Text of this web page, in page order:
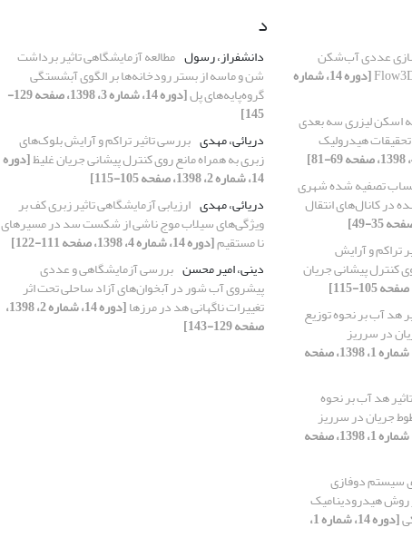
عددی آب‌شکن
[دوره 14، شماره
اسکن لیزری سه بعدی
هیدرولیک
تصفیه شده شهری
در کانال‌های انتقال
تراکم و آرایش
کنترل پیشانی جریان
هد آب بر نحوه توزیع
در سرریز
[دوره 14، شماره 1، 1398، صفحه
هد آب بر نحوه
جریان در سرریز
[دوره 14، شماره 1، 1398، صفحه
سیستم دوفازی
روش هیدرودینامیک
[دوره 14، شماره 1،
د
دانشفراز، رسول مطالعه آزمایشگاهی تاثیر برداشت
شن و ماسه از بستر رودخانه‌ها بر الگوی آبشستگی
گروه‌پایه‌های پل [دوره 14، شماره 3، 1398، صفحه 129-
145]
دریائی، مهدی بررسی تاثیر تراکم و آرایش بلوک‌های
زبری به همراه مانع روی کنترل پیشانی جریان غلیظ[دوره
14، شماره 2، 1398، صفحه 105-115]
دریائی، مهدی ارزیابی آزمایشگاهی تاثیر زبری کف بر
ویژگی‌های سیلاب موج ناشی از شکست سد در مسیر‌های
نا مستقیم[دوره 14، شماره 4، 1398، صفحه 111-122]
دینی، امیر محسن بررسی آزمایشگاهی و عددی
پیشروی آب شور در آبخوان‌های آزاد ساحلی تحت اثر
تغییرات ناگهانی هد در مرزها [دوره 14، شماره 2، 1398،
صفحه 129-143]